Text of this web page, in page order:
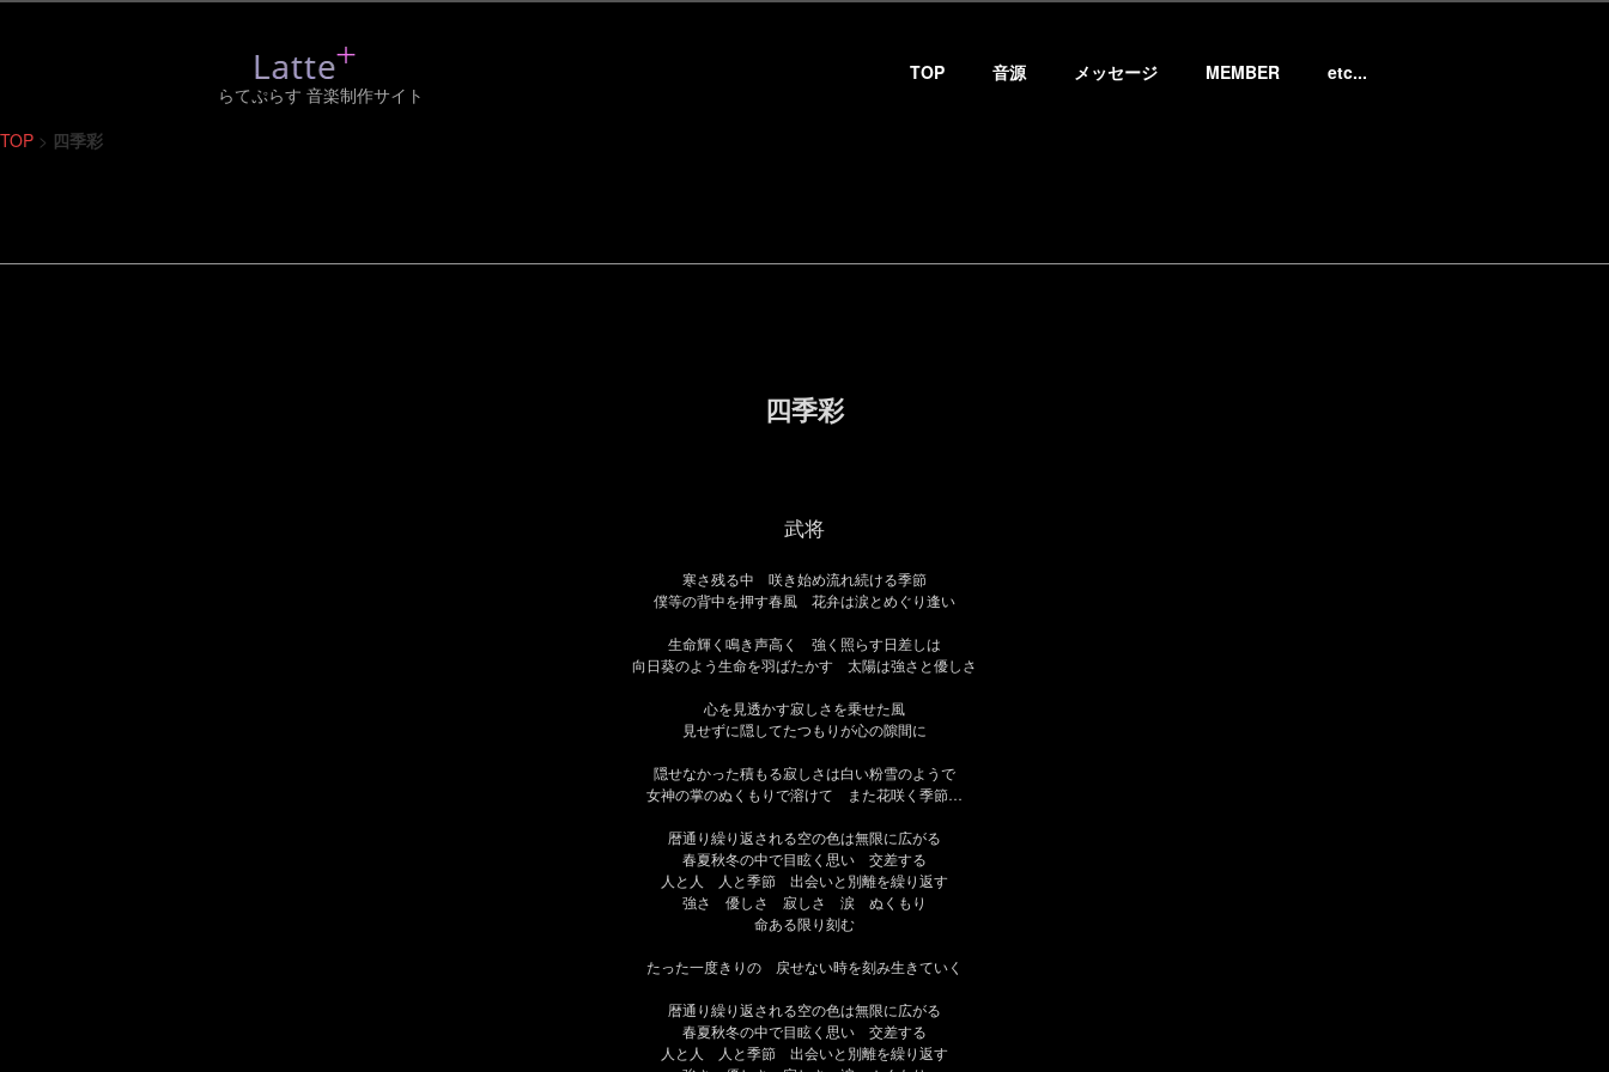
らてぷらす 音楽制作サイト
TOP 音源 メッセージ MEMBER etc...
TOP > 四季彩
四季彩
武将
寒さ残る中 咲き始め流れ続ける季節
僕等の背中を押す春風 花弁は涙とめぐり逢い
生命輝く鳴き声高く 強く照らす日差しは
向日葵のよう生命を羽ばたかす 太陽は強さと優しさ
心を見透かす寂しさを乗せた風
見せずに隠してたつもりが心の隙間に
隠せなかった積もる寂しさは白い粉雪のようで
女神の掌のぬくもりで溶けて また花咲く季節…
暦通り繰り返される空の色は無限に広がる
春夏秋冬の中で目眩く思い 交差する
人と人 人と季節 出会いと別離を繰り返す
強さ 優しさ 寂しさ 涙 ぬくもり
命ある限り刻む
たった一度きりの 戻せない時を刻み生きていく
暦通り繰り返される空の色は無限に広がる
春夏秋冬の中で目眩く思い 交差する
人と人 人と季節 出会いと別離を繰り返す